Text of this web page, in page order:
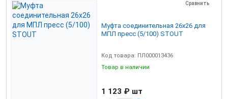
Сравнить
Муфта соединительная 26х26 для
МПЛ пресс (5/100) STOUT
Код товара: ПЛ000013436
Товар в наличии
1 123 ₽ шт